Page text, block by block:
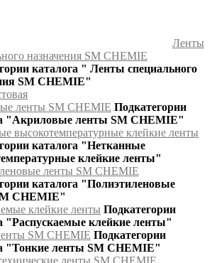
Ленты
назначения SM CHEMIE
каталога " Ленты специального
SM CHEMIE"
ленты SM CHEMIE Подкатегории
"Акриловые ленты SM CHEMIE"
высокотемпературные клейкие ленты
каталога "Нетканные
клейкие ленты"
ленты SM CHEMIE
каталога "Полиэтиленовые
CHEMIE"
клейкие ленты Подкатегории
"Распускаемые клейкие ленты"
SM CHEMIE Подкатегории
"Тонкие ленты SM CHEMIE"
ленты SM CHEMIE